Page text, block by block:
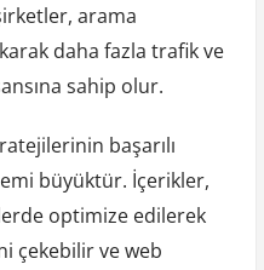
arama
daha fazla trafik ve
sahip olur.
başarılı
büyüktür. İçerikler,
optimize edilerek
çekebilir ve web